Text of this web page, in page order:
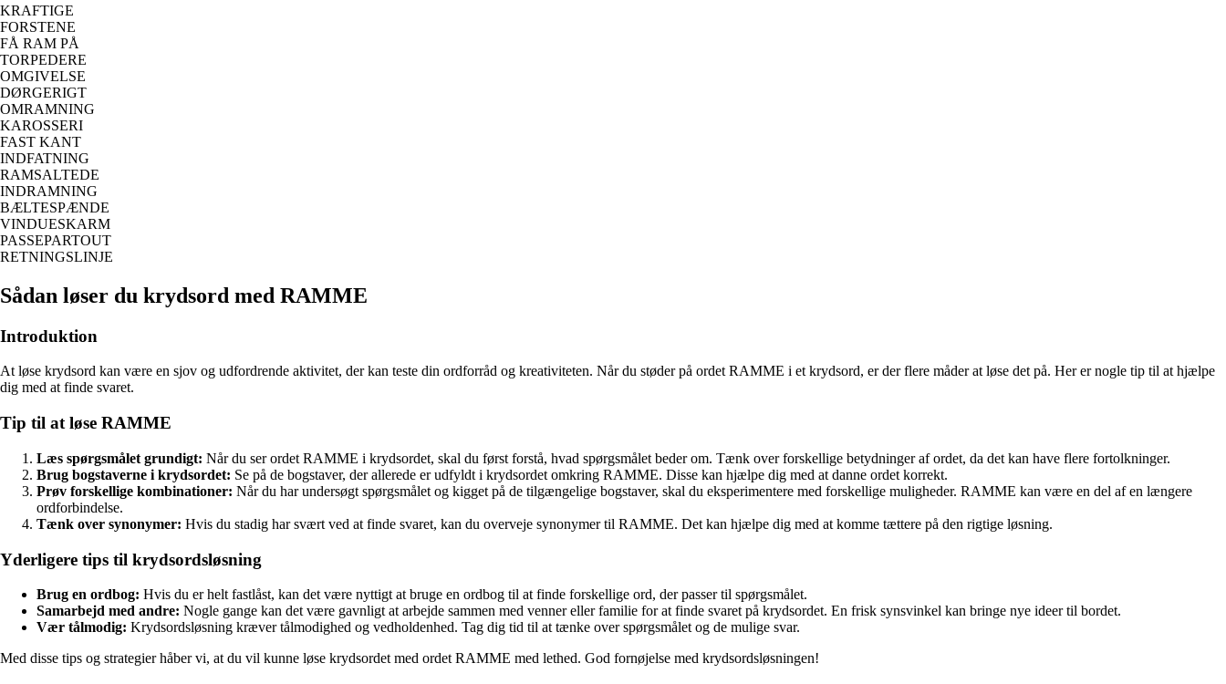
KRAFTIGE
FORSTENE
FÅ RAM PÅ
TORPEDERE
OMGIVELSE
DØRGERIGT
OMRAMNING
KAROSSERI
FAST KANT
INDFATNING
RAMSALTEDE
INDRAMNING
BÆLTESPÆNDE
VINDUESKARM
PASSEPARTOUT
RETNINGSLINJE
Sådan løser du krydsord med RAMME
Introduktion
At løse krydsord kan være en sjov og udfordrende aktivitet, der kan teste din ordforråd og kreativiteten. Når du støder på ordet RAMME i et krydsord, er der flere måder at løse det på. Her er nogle tip til at hjælpe
dig med at finde svaret.
Tip til at løse RAMME
Læs spørgsmålet grundigt: Når du ser ordet RAMME i krydsordet, skal du først forstå, hvad spørgsmålet beder om. Tænk over forskellige betydninger af ordet, da det kan have flere fortolkninger.
Brug bogstaverne i krydsordet: Se på de bogstaver, der allerede er udfyldt i krydsordet omkring RAMME. Disse kan hjælpe dig med at danne ordet korrekt.
Prøv forskellige kombinationer: Når du har undersøgt spørgsmålet og kigget på de tilgængelige bogstaver, skal du eksperimentere med forskellige muligheder. RAMME kan være en del af en længere
ordforbindelse.
Tænk over synonymer: Hvis du stadig har svært ved at finde svaret, kan du overveje synonymer til RAMME. Det kan hjælpe dig med at komme tættere på den rigtige løsning.
Yderligere tips til krydsordsløsning
Brug en ordbog: Hvis du er helt fastlåst, kan det være nyttigt at bruge en ordbog til at finde forskellige ord, der passer til spørgsmålet.
Samarbejd med andre: Nogle gange kan det være gavnligt at arbejde sammen med venner eller familie for at finde svaret på krydsordet. En frisk synsvinkel kan bringe nye ideer til bordet.
Vær tålmodig: Krydsordsløsning kræver tålmodighed og vedholdenhed. Tag dig tid til at tænke over spørgsmålet og de mulige svar.
Med disse tips og strategier håber vi, at du vil kunne løse krydsordet med ordet RAMME med lethed. God fornøjelse med krydsordsløsningen!